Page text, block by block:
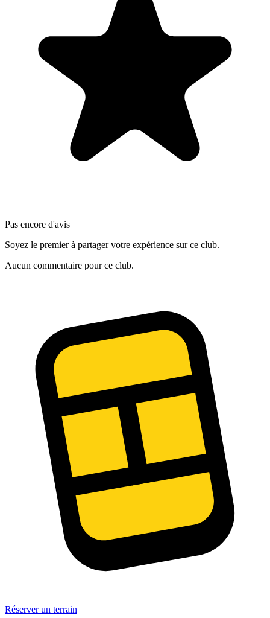
Pas encore d'avis
Soyez le premier à partager votre expérience sur ce club.
Aucun commentaire pour ce club.
Réserver un terrain